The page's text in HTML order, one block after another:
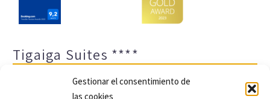
Gestionar el consentimiento de
las cookies
Tigaiga Suites ****